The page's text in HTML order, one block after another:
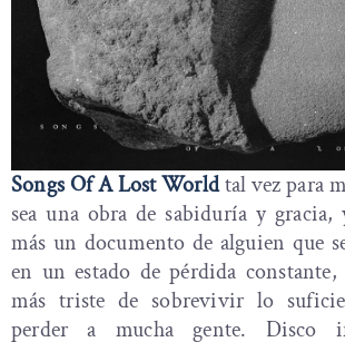
Songs Of A Lost Worldtal vez para
sea una obra de sabiduría y gracia,
más un documento de alguien que
en un estado de pérdida constante,
más triste de sobrevivir lo
perder a mucha gente. Disco